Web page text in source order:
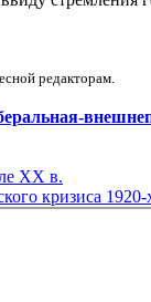
редакторам.
XX в.
кризиса 1920-